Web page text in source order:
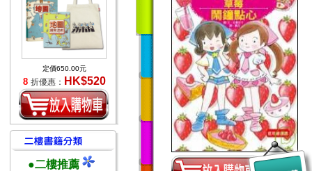
定價650.00元
8 折優惠： HK$520
●二樓推薦